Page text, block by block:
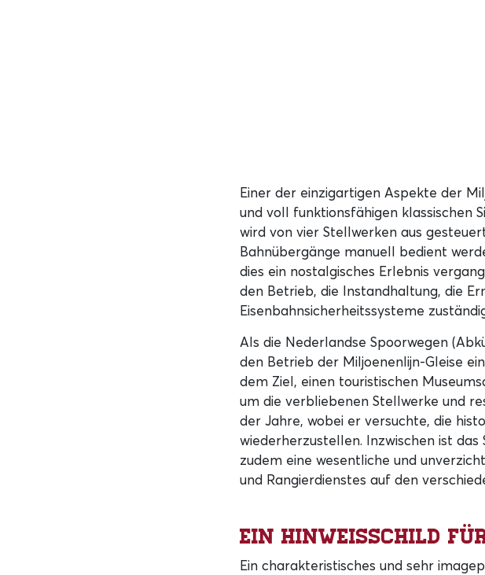
Einer der einzigartigen Aspekte der
und voll funktionsfähigen klassischen
wird von vier Stellwerken aus
Bahnübergänge manuell bedient
dies ein nostalgisches Erlebnis
den Betrieb, die Instandhaltung, die
Eisenbahnsicherheitssysteme
Als die Nederlandse Spoorwegen
den Betrieb der Miljoenenlijn-Gleise
dem Ziel, einen touristischen
um die verbliebenen Stellwerke und
der Jahre, wobei er versuchte, die
wiederherzustellen. Inzwischen ist
zudem eine wesentliche und
und Rangierdienstes auf den
Ein Hinweisschild
Ein charakteristisches und sehr